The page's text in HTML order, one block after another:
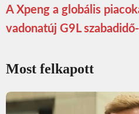
A Xpeng a globális
vadonatúj G9L
Most felkapott